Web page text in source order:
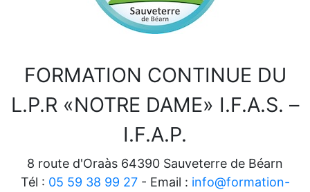
FORMATION CONTINUE DU
L.P.R «NOTRE DAME» I.F.A.S. –
I.F.A.P.
8 route d'Oraàs 64390 Sauveterre de Béarn
Tél : 05 59 38 99 27- Email : info@formation-